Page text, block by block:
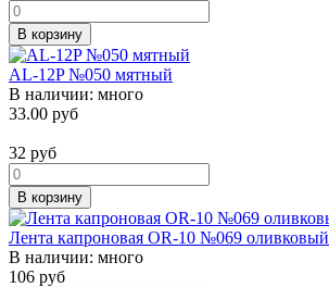
В корзину
AL-12P №050 мятный
В наличии: много
33.00 руб
32 руб
В корзину
Лента капроновая OR-10 №069 оливковый
В наличии: много
106 руб